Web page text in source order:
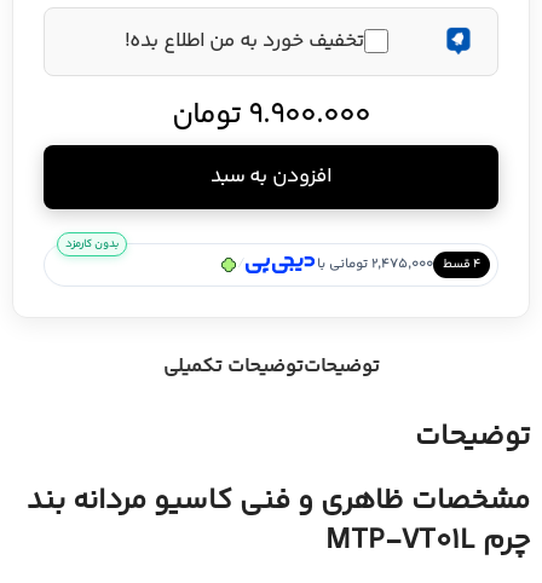
تخفیف خورد به من اطلاع بده!
9.900.000تومان
افزودن به سبد
۴ قسط 2,475,000 تومانی با /
بدون کارمزد
توضیحاتتوضیحات تکمیلی
توضیحات
مشخصات ظاهری و فنی کاسیو مردانه بند
چرم MTP-VT01L